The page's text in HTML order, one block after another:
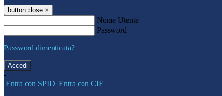
button close ×
Nome Utente
Password
Password dimenticata?
-
Entra con SPID Entra con CIE